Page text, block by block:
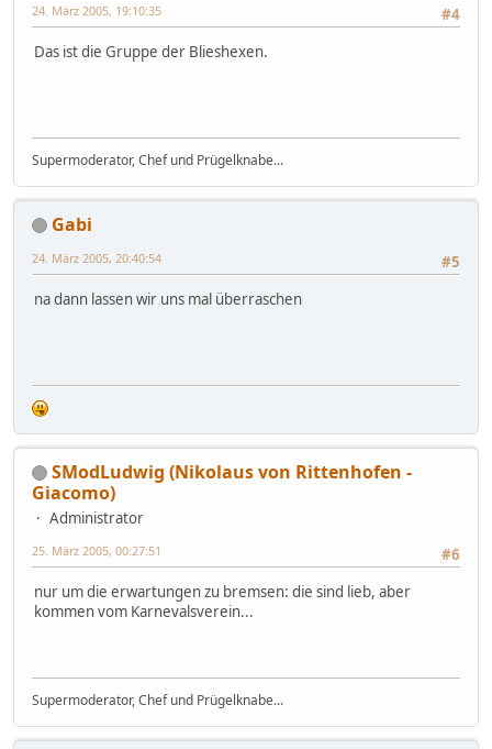
#4
24. März 2005, 19:10:35
Das ist die Gruppe der Blieshexen.
Supermoderator, Chef und Prügelknabe...
Gabi
#5
24. März 2005, 20:40:54
na dann lassen wir uns mal überraschen
SModLudwig (Nikolaus von Rittenhofen -
Giacomo)
Administrator
#6
25. März 2005, 00:27:51
nur um die erwartungen zu bremsen: die sind lieb, aber
kommen vom Karnevalsverein...
Supermoderator, Chef und Prügelknabe...